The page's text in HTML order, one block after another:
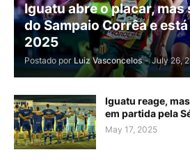
Iguatu abre o placar,
do Sampaio Corrêa e
2025
Postado por Luiz Vasconcelos - July 26,
Iguatu reage,
em partida pela
May 17, 2025